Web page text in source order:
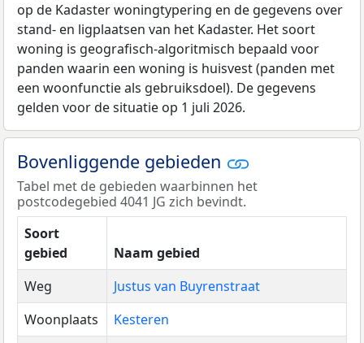
op de Kadaster woningtypering en de gegevens over
stand- en ligplaatsen van het Kadaster. Het soort
woning is geografisch-algoritmisch bepaald voor
panden waarin een woning is huisvest (panden met
een woonfunctie als gebruiksdoel). De gegevens
gelden voor de situatie op 1 juli 2026.
Bovenliggende gebieden
Tabel met de gebieden waarbinnen het
postcodegebied 4041 JG zich bevindt.
Soort
gebied
Naam gebied
Weg
Justus van Buyrenstraat
Woonplaats
Kesteren